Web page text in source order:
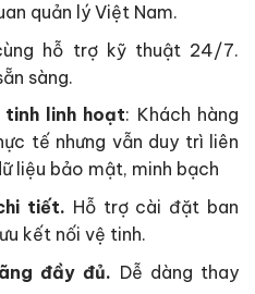
quản lý Việt Nam.
hỗ trợ kỹ thuật 24/7.
sàng.
linh hoạt: Khách hàng
tế nhưng vẫn duy trì liên
liệu bảo mật, minh bạch
tiết. Hỗ trợ cài đặt ban
kết nối vệ tinh.
đầy đủ. Dễ dàng thay